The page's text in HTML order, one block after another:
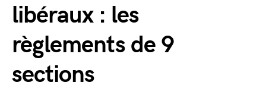
libéraux : les
règlements de 9
sections